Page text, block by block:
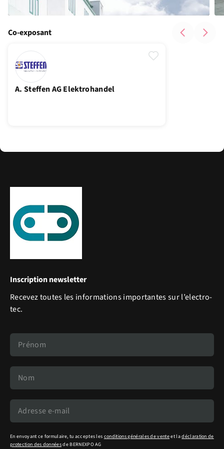
A. Steffen AG Elektrohandel
Co-exposant
Inscription newsletter
Recevez toutes les informations importantes sur l’electro-
tec.
En envoyant ce formulaire, tu acceptes les conditions générales de venteet ladéclaration de
protection des donnéesde BERNEXPO AG